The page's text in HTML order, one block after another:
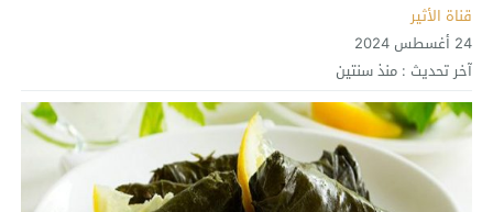
قناة الأثير
24 أغسطس 2024
آخر تحديث : منذ سنتين